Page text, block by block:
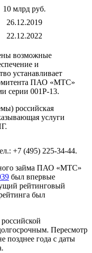
10 млрд руб.
26.12.2019
22.12.2022
возможные
и
устанавливает
ПАО «МТС»
серии 001P-13.
российская
услуги
+7 (495) 225-34-44.
займа ПАО «МТС»
был впервые
рейтинговый
был
Пересмотр
позднее года с даты